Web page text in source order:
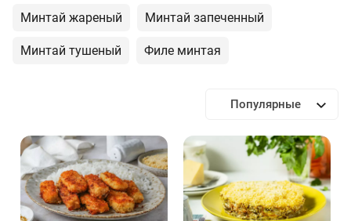
Минтай жареный Минтай запеченный
Минтай тушеный Филе минтая
Популярные